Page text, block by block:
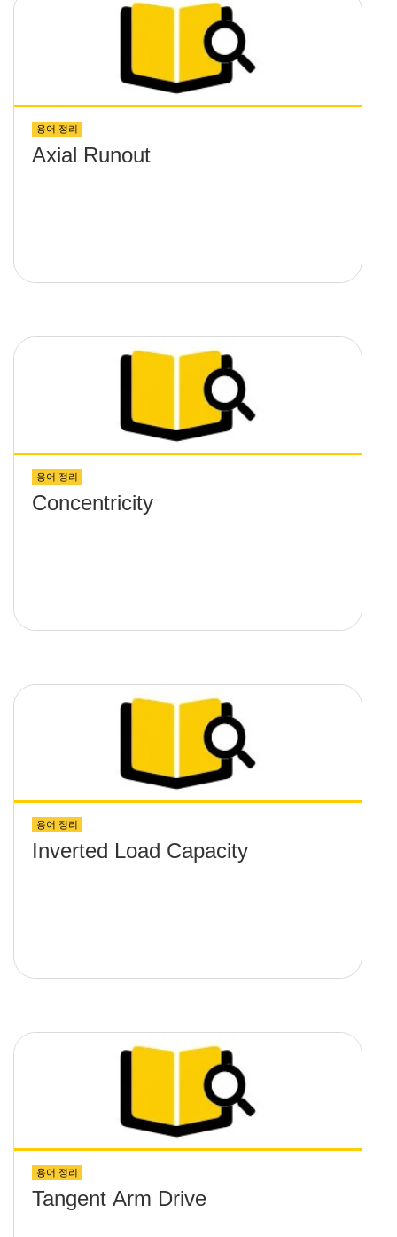
용어 정리
Axial Runout
용어 정리
Concentricity
용어 정리
Inverted Load Capacity
용어 정리
Tangent Arm Drive